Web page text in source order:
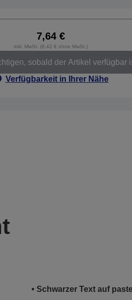
7,64 €
inkl. MwSt. (6,42 € ohne MwSt.)
sobald der Artikel verfügbar
Verfügbarkeit in Ihrer Nähe
• Schwarzer Text auf